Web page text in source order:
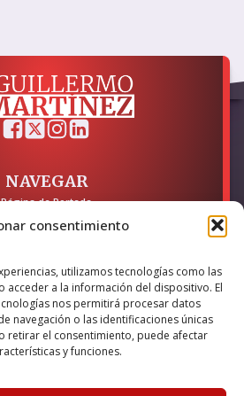
consentimiento
utilizamos tecnologías como las
acceder a la información del dispositivo. El
nos permitirá procesar datos
navegación o las identificaciones únicas
retirar el consentimiento, puede afectar
y funciones.
NAVEGAR
Página de Portada
LEGAL
de Privacidad
Política de Cookies
Accesibilidad
del bono Kit Digital y lo ha
Unión Europea – NextGeneration EU